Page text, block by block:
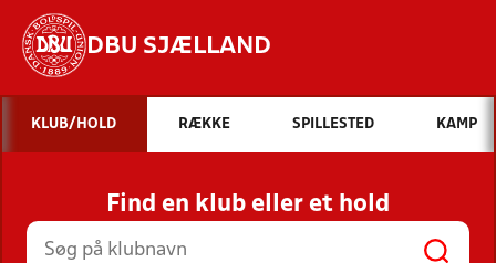
DBU SJÆLLAND
Hvad vil du søge efter?
INDHOLD OG NYHEDER
STILLINGER, RESULTATER, KLUBBER OG
HOLD
KLUB/HOLD RÆKKE SPILLESTED KAMP
Find en klub eller et hold